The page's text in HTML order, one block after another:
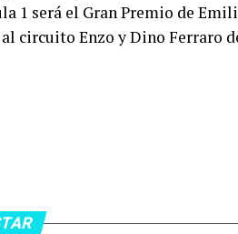
1 será el Gran Premio de
circuito Enzo y Dino Ferraro